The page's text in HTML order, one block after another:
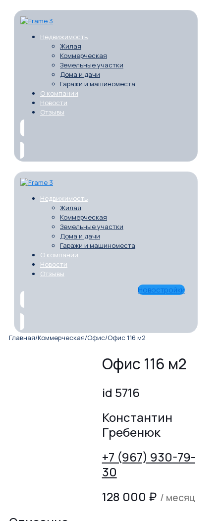
Недвижимость
Жилая
Коммерческая
Земельные участки
Дома и дачи
Гаражи и машиноместа
О компании
Новости
Отзывы
Недвижимость
Жилая
Коммерческая
Земельные участки
Дома и дачи
Гаражи и машиноместа
О компании
Новости
Отзывы
Новостройки
Главная/Коммерческая/Офис/Офис 116 м2
Офис 116 м2
id 5716
Константин
Гребенюк
+7 (967) 930-79-
30
128 000 ₽ / месяц